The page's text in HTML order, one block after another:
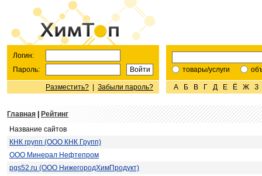
Логин:
Пароль:
Разместить? Забыли пароль?
товары/услуги
А Б В Г Д Е Ё Ж З
Главная
Рейтинг
Название сайтов
КНК групп (ООО КНК Групп)
ООО Минерал Нефтепром
pgs52.ru (ООО НижегородХимПродукт)